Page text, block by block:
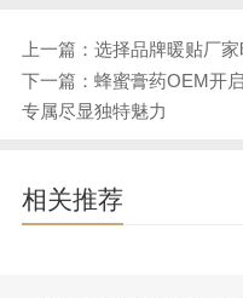
上一篇：选择品牌暖贴厂
下一篇：蜂蜜膏药OEM开
专属尽显独特魅力
相关推荐